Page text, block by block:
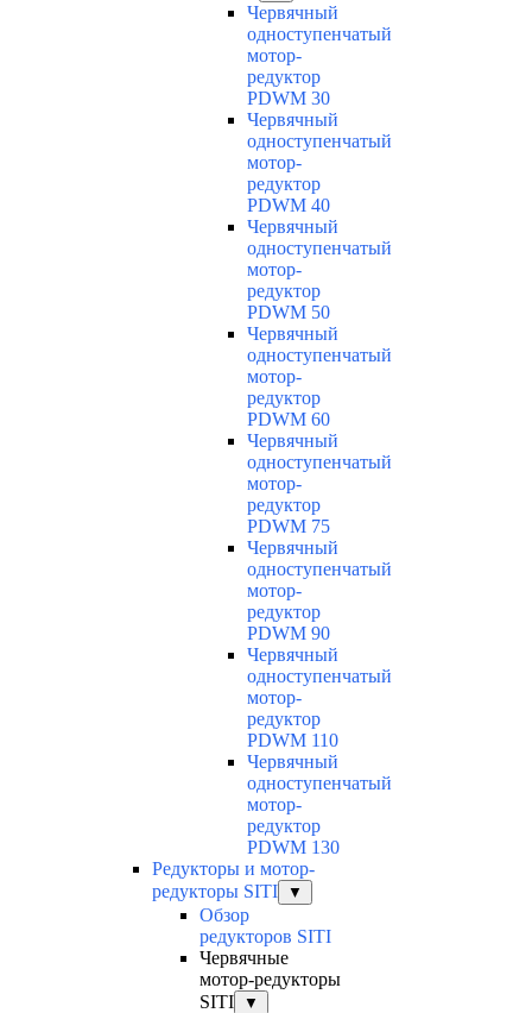
Червячный
одноступенчатый
мотор-
редуктор
PDWM 30
Червячный
одноступенчатый
мотор-
редуктор
PDWM 40
Червячный
одноступенчатый
мотор-
редуктор
PDWM 50
Червячный
одноступенчатый
мотор-
редуктор
PDWM 60
Червячный
одноступенчатый
мотор-
редуктор
PDWM 75
Червячный
одноступенчатый
мотор-
редуктор
PDWM 90
Червячный
одноступенчатый
мотор-
редуктор
PDWM 110
Червячный
одноступенчатый
мотор-
редуктор
PDWM 130
Редукторы и мотор-
редукторы SITI
▼
Обзор
редукторов SITI
Червячные
мотор-редукторы
SITI
▼